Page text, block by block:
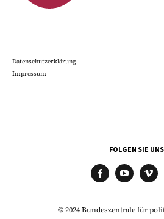
Datenschutzerklärung
Impressum
FOLGEN SIE UNS
© 2024 Bundeszentrale für